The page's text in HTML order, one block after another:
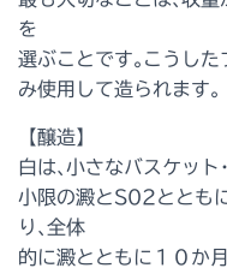
を
選ぶことです｡こうした
み使用して造られます。
【醸造】
白は､小さなバスケッ
小限の澱とS02ととも
り､全体
的に澱とともに１０か